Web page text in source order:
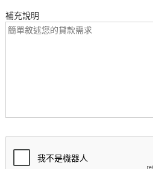
補充說明